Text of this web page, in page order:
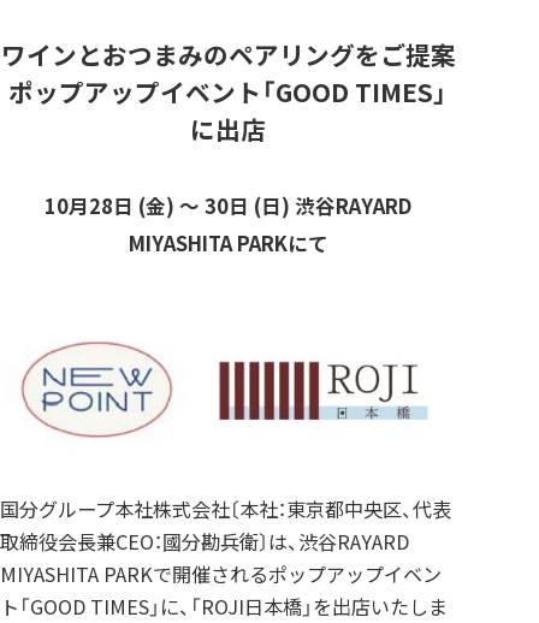
ワインとおつまみのペアリングをご提案
ポップアップイベント「GOOD TIMES」
に出店
10月28日 (金) ～ 30日 (日) 渋谷RAYARD
MIYASHITA PARKにて
国分グループ本社株式会社〔本社：東京都中央区、代表
取締役会長兼CEO：國分勘兵衛〕は、渋谷RAYARD
MIYASHITA PARKで開催されるポップアップイベン
ト「GOOD TIMES」に、「ROJI日本橋」を出店いたしま